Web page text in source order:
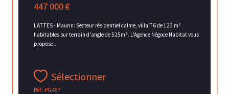
447 000 €
LATTES - Maurin: Secteur résidentiel calme, villa T6 de 123 m²
habitables sur terrain d'angle de 525m². L'Agence Négoce Habitat vous
propose...
Sélectionner
Réf : PG457